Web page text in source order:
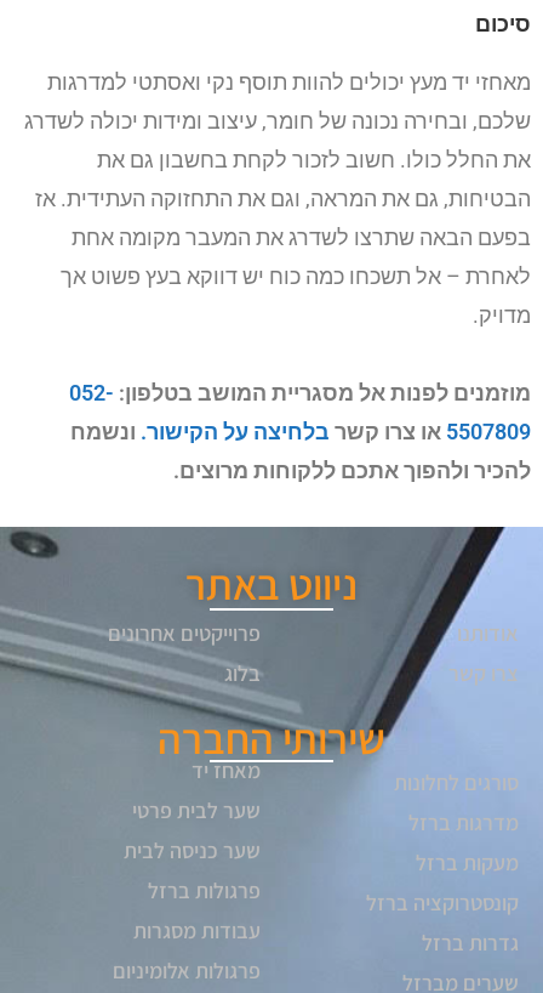
סיכום
מאחזי יד מעץ יכולים להוות תוסף נקי ואסתטי למדרגות
שלכם, ובחירה נכונה של חומר, עיצוב ומידות יכולה לשדרג
את החלל כולו. חשוב לזכור לקחת בחשבון גם את
הבטיחות, גם את המראה, וגם את התחזוקה העתידית. אז
בפעם הבאה שתרצו לשדרג את המעבר מקומה אחת
לאחרת – אל תשכחו כמה כוח יש דווקא בעץ פשוט אך
מדויק.
מוזמנים לפנות אל מסגריית המושב בטלפון: 052-
5507809 או צרו קשר בלחיצה על הקישור. ונשמח
להכיר ולהפוך אתכם ללקוחות מרוצים.
ניווט באתר
אודותנו
צרו קשר
פרוייקטים אחרונים
בלוג
שירותי החברה
סורגים לחלונות
מדרגות ברזל
מעקות ברזל
קונסטרוקציה ברזל
גדרות ברזל
שערים מברזל
מאחז יד
שער לבית פרטי
שער כניסה לבית
פרגולות ברזל
עבודות מסגרות
פרגולות אלומיניום